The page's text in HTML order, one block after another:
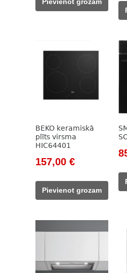
991,00 €.
750,00 €.
BEKO keramiskā
plīts virsma
HIC64401
Original
was:
785,00 €.
157,00 €Current
157,00 €.
Pievienot grozam
1